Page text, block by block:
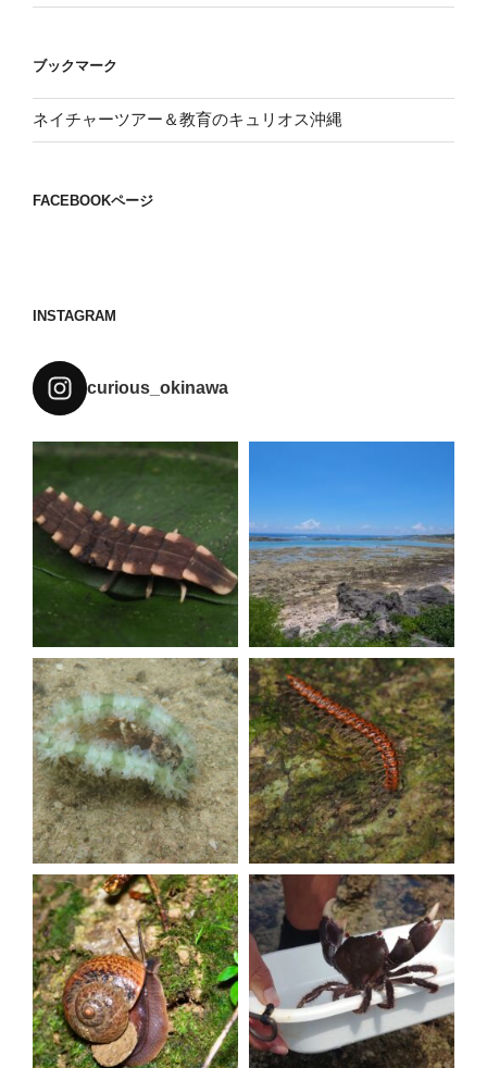
ブックマーク
ネイチャーツアー＆教育のキュリオス沖縄
FACEBOOKページ
INSTAGRAM
curious_okinawa